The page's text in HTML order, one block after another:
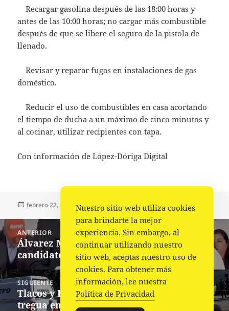
Recargar gasolina después de las 18:00 horas y
antes de las 10:00 horas; no cargar más combustible
después de que se libere el seguro de la pistola de
llenado.
Revisar y reparar fugas en instalaciones de gas
doméstico.
Reducir el uso de combustibles en casa acortando
el tiempo de ducha a un máximo de cinco minutos y
al cocinar, utilizar recipientes con tapa.
Con información de López-Dóriga Digital
Publicado
febrero 22, 2024 Autor
Comunicado Categorías
Nacional ,Portada
Navegación
de
entradas
ANTERIOR
Entrada
anterior:
Álvarez Máynez se registra como
candidato presidencial ante el INE
SIGUIENTE
Siguiente
entrada:
Tlacos y Familia Michoacana pactan una
tregua en Guerrero, confirma el padre
Nuestro sitio web utiliza cookies
para brindarte la mejor
experiencia. Sin embargo, al
continuar utilizando nuestro
sitio web, aceptas nuestro uso de
cookies. Para obtener más
información, lee nuestra
Política de Privacidad